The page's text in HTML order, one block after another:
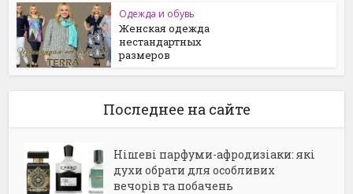
Одежда и обувь
Женская одежда
нестандартных
размеров
Последнее на сайте
Нішеві парфуми-афродизіаки: які
духи обрати для особливих
вечорів та побачень